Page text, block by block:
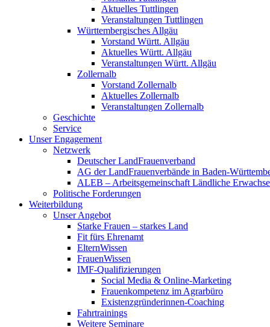
Aktuelles Tuttlingen
Veranstaltungen Tuttlingen
Württembergisches Allgäu
Vorstand Württ. Allgäu
Aktuelles Württ. Allgäu
Veranstaltungen Württ. Allgäu
Zollernalb
Vorstand Zollernalb
Aktuelles Zollernalb
Veranstaltungen Zollernalb
Geschichte
Service
Unser Engagement
Netzwerk
Deutscher LandFrauenverband
AG der LandFrauenverbände in Baden-
ALEB – Arbeitsgemeinschaft Ländliche
Politische Forderungen
Weiterbildung
Unser Angebot
Starke Frauen – starkes Land
Fit fürs Ehrenamt
ElternWissen
FrauenWissen
IMF-Qualifizierungen
Social Media & Online-Marketing
Frauenkompetenz im Agrarbüro
Existenzgründerinnen-Coaching
Fahrtrainings
Weitere Seminare